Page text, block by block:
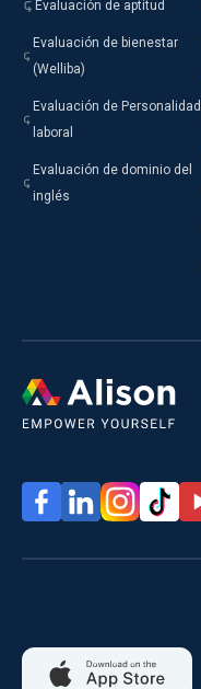
Evaluación de aptitud
Evaluación de bienestar
(Welliba)
Evaluación de Personalidad
laboral
Evaluación de dominio del
inglés